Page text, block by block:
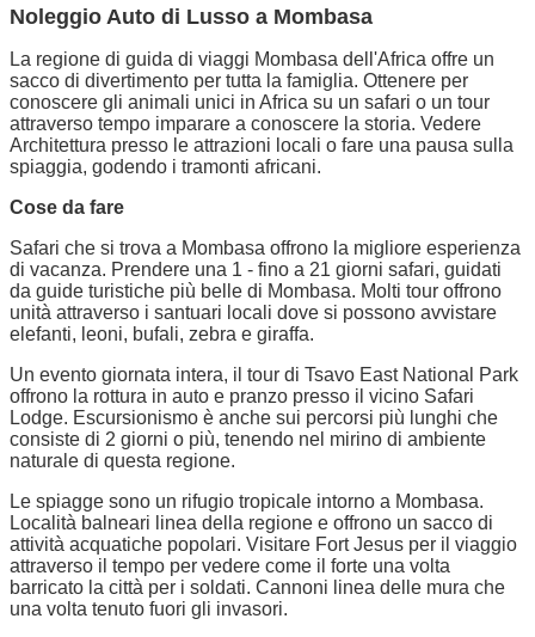
Noleggio Auto di Lusso a Mombasa
La regione di guida di viaggi Mombasa dell'Africa offre un
sacco di divertimento per tutta la famiglia. Ottenere per
conoscere gli animali unici in Africa su un safari o un tour
attraverso tempo imparare a conoscere la storia. Vedere
Architettura presso le attrazioni locali o fare una pausa sulla
spiaggia, godendo i tramonti africani.
Cose da fare
Safari che si trova a Mombasa offrono la migliore esperienza
di vacanza. Prendere una 1 - fino a 21 giorni safari, guidati
da guide turistiche più belle di Mombasa. Molti tour offrono
unità attraverso i santuari locali dove si possono avvistare
elefanti, leoni, bufali, zebra e giraffa.
Un evento giornata intera, il tour di Tsavo East National Park
offrono la rottura in auto e pranzo presso il vicino Safari
Lodge. Escursionismo è anche sui percorsi più lunghi che
consiste di 2 giorni o più, tenendo nel mirino di ambiente
naturale di questa regione.
Le spiagge sono un rifugio tropicale intorno a Mombasa.
Località balneari linea della regione e offrono un sacco di
attività acquatiche popolari. Visitare Fort Jesus per il viaggio
attraverso il tempo per vedere come il forte una volta
barricato la città per i soldati. Cannoni linea delle mura che
una volta tenuto fuori gli invasori.